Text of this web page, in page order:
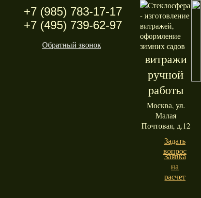
+7 (985) 783-17-17
+7 (495) 739-62-97
Обратный звонок
витражи
ручной
работы
Москва, ул.
Малая
Почтовая, д.12
Задать
вопрос
Заявка
на
расчет